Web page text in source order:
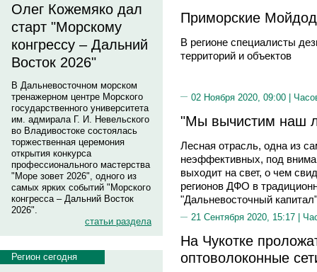
Олег Кожемяко дал
старт "Морскому
конгрессу – Дальний
Восток 2026"
В Дальневосточном морском
тренажерном центре Морского
государственного университета
им. адмирала Г. И. Невельского
во Владивостоке состоялась
торжественная церемония
открытия конкурса
профессионального мастерства
"Море зовет 2026", одного из
самых ярких событий "Морского
конгресса – Дальний Восток
2026".
статьи раздела
Регион сегодня
Приморские
В регионе специалисты
территорий и объектов
02 Ноября 2020, 09:00 |
"Мы вычистим наш
Лесная отрасль, одна из
неэффективных, под
выходит на свет, о чем
регионов ДФО в
"Дальневосточный
21 Сентября 2020, 15:17 |
На Чукотке
оптоволоконные